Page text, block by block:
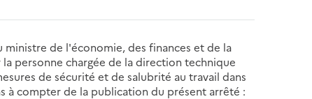
de l'économie, des finances et de la
personne chargée de la direction technique
de sécurité et de salubrité au travail dans
à compter de la publication du présent arrêté :